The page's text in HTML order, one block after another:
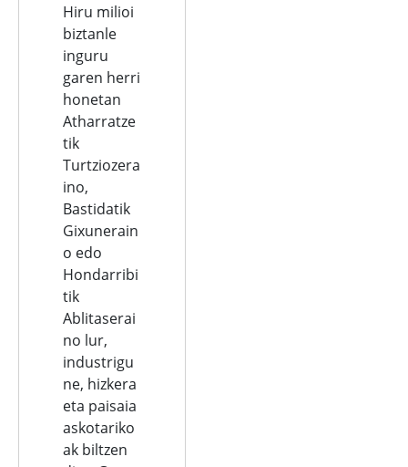
Hiru milioi
biztanle
inguru
garen herri
honetan
Atharratze
tik
Turtziozera
ino,
Bastidatik
Gixunerain
o edo
Hondarribi
tik
Ablitaserai
no lur,
industrigu
ne, hizkera
eta paisaia
askotariko
ak biltzen